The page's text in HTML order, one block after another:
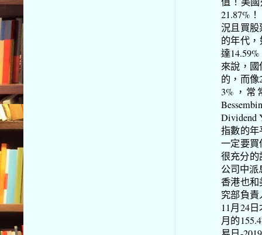
21.87%！
況且買
的年代，
達
來說，
的，而
3%，常
Dividend
指數的年
一定要
很充分的
公司中派
香港也和
究部負
11月24
月的